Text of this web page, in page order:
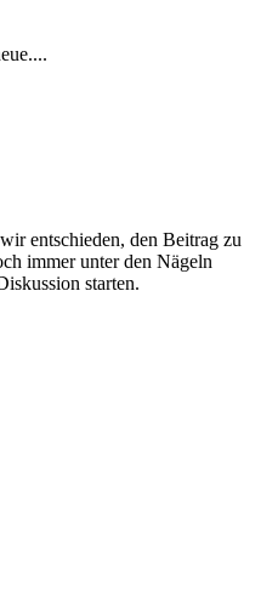
entschieden, den Beitrag zu
immer unter den Nägeln
starten.